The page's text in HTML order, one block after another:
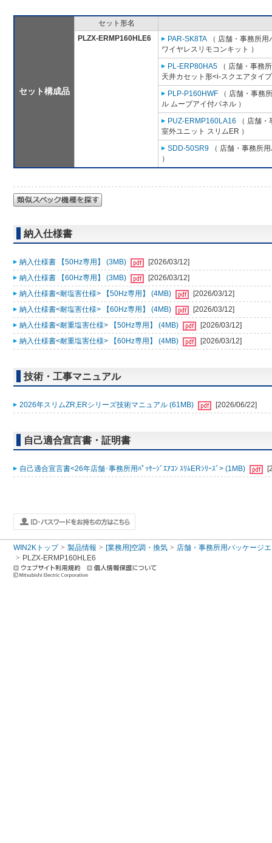
セット構成品
セット形名
PLZX-ERMP160HLE6
PAR-SK8TA （ 店舗・事務所
ワイヤレスリモコンキット ）
PL-ERP80HA5 （ 店舗・事務
天井カセット形<i-スクエアタイ
PLP-P160HWF （ 店舗・事務
ル ムーブアイ付パネル ）
PUZ-ERMP160LA16 （ 店舗
室外ユニット スリムER ）
SDD-50SR9 （ 店舗・事務所
）
納入仕様書
納入仕様書 【50Hz専用】 (3MB)
[2026/03/12]
納入仕様書 【60Hz専用】 (3MB)
[2026/03/12]
納入仕様書<耐塩害仕様> 【50Hz専用】 (4MB)
[2026/03/12]
納入仕様書<耐塩害仕様> 【60Hz専用】 (4MB)
[2026/03/12]
納入仕様書<耐重塩害仕様> 【50Hz専用】 (4MB)
[2026/03/12]
納入仕様書<耐重塩害仕様> 【60Hz専用】 (4MB)
[2026/03/12]
技術・工事マニュアル
2026年スリムZR,ERシリーズ技術マニュアル (61MB) [2026/06/22]
自己適合宣言書・証明書
自己適合宣言書<26年店舗･事務所用ﾊﾟｯｹｰｼﾞｴｱｺﾝ ｽﾘﾑERｼﾘｰｽﾞ> (1MB)
WIN2Kトップ 製品情報 [業務用]空調・換気
店舗・事務所用パッケージ
PLZX-ERMP160HLE6